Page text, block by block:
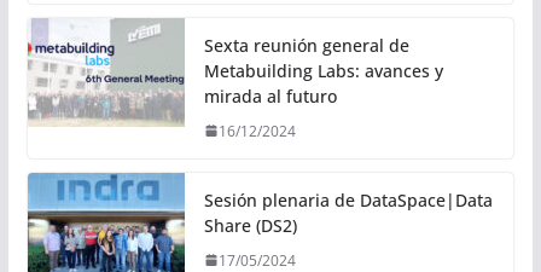
Sexta reunión general de
Metabuilding Labs: avances y
mirada al futuro
16/12/2024
Sesión plenaria de DataSpace|Data
Share (DS2)
17/05/2024